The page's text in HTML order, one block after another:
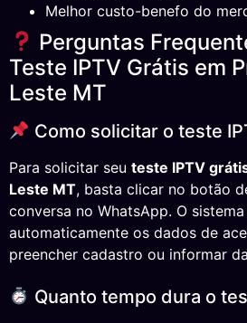
Melhor custo-benefo do
Perguntas
Teste IPTV Grátis em
Leste MT
Como solicitar o teste
Para solicitar seu teste IPTV
Leste MT, basta clicar no botão
conversa no WhatsApp. O
automaticamente os dados de
preencher cadastro ou informar
Quanto tempo dura o